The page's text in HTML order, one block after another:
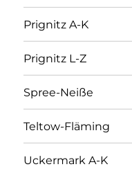
Prignitz A-K
Prignitz L-Z
Spree-Neiße
Teltow-Fläming
Uckermark A-K